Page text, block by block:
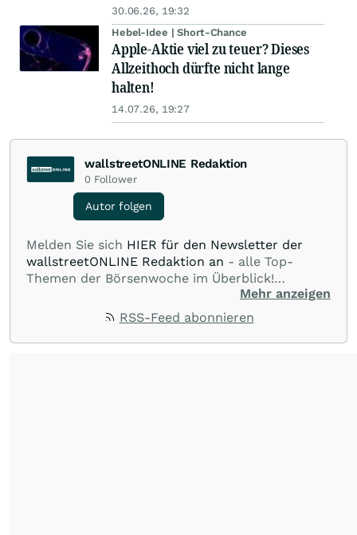
30.06.26, 19:32
Hebel-Idee | Short-Chance
Apple-Aktie viel zu teuer? Dieses
Allzeithoch dürfte nicht lange
halten!
14.07.26, 19:27
wallstreetONLINE Redaktion
0 Follower
Autor folgen
Melden Sie sich HIER für den Newsletter der
wallstreetONLINE Redaktion an - alle Top-
Themen der Börsenwoche im Überblick!
Verpassen Sie kein wichtiges Anleger-Thema!Für
Beiträge auf diesem journalistischen Channel ist
Redaktion verantwortlich. Die Fachjournalisten
Mehr anzeigen
RSS-Feed abonnieren